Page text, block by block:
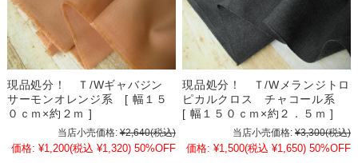
現品処分！ Ｔ/Wギャバジン
サーモンオレンジ系 [ 幅１５
０ｃｍ×約２ｍ ]
当店小売価格: ¥2,640(税込)
価格: ¥1,200(税込 ¥1,320) 50%OFF
現品処分！ Ｔ/Wメランジトロ
ピカルクロス チャコール系
[ 幅１５０ｃｍ×約２．５ｍ ]
当店小売価格: ¥3,300(税込)
価格: ¥1,500(税込 ¥1,650) 50%OFF